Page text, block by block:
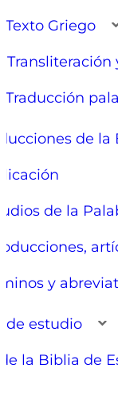
Texto Griego
Traducción
de la
de la
y
de estudio
la Biblia de